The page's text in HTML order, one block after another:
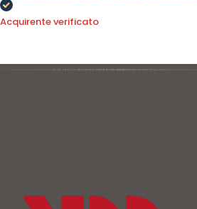
Acquirente verificato